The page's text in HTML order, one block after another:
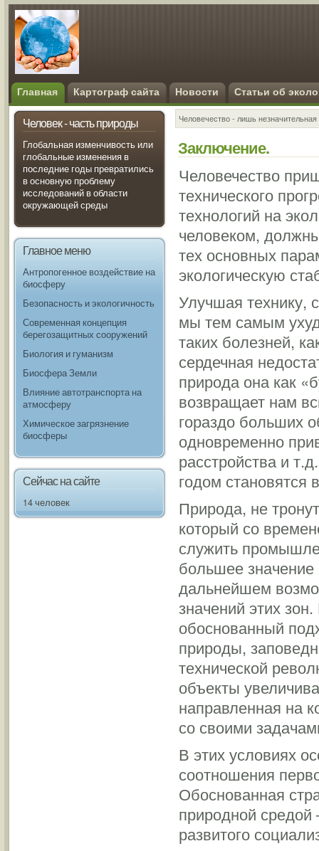
Главная Картограф сайта Новости Статьи об
Человек - часть природы
Глобальная изменчивость или
глобальные изменения в
последние годы превратились
в основную проблему
исследований в области
окружающей среды
Главное меню
Антропогенное воздействие на
биосферу
Безопасность и экологичность
Современная концепция
берегозащитных сооружений
Биология и гуманизм
Биосфера Земли
Влияние автотранспорта на
атмосферу
Химическое загрязнение
биосферы
Сейчас на сайте
14 человек
Человечество - лишь
Заключение.
Человечество
технического
технологий на
человеком,
тех основных
экологическую
Улучшая технику,
мы тем самым
таких болезней,
сердечная
природа она как
возвращает нам
гораздо больших
одновременно
расстройства и
годом
Природа, не
который со
служить
большее значение
дальнейшем
значений этих
обоснованный
природы,
технической
объекты
направленная на
со своими
В этих условиях
соотношения
Обоснованная
природной
развитого